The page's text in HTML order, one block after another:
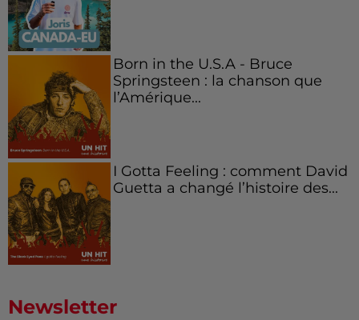
Born in the U.S.A - Bruce
Springsteen : la chanson que
l’Amérique...
I Gotta Feeling : comment David
Guetta a changé l’histoire des...
Newsletter